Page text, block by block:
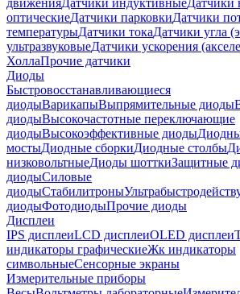
движенияДатчики индуктивныеДатчики
оптическиеДатчики парковкиДатчики
температурыДатчики токаДатчики угла
ультразвуковыеДатчики ускорения
ХоллаПрочие датчики
Диоды
Быстровосстанавливающиеся
диодыВарикапыВыпрямительные диоды
диодыВысокочастотные переключающие
диодыВысокоэффективные диоды
мостыДиодные сборкиДиодные столбы
низковольтныеДиоды шотткиЗащитные
диодыСиловые
диодыСтабилитроны
диодыФотодиодыПрочие диоды
Дисплеи
IPS дисплеиLCD дисплеиOLED дисплеи
индикаторы графическиеЖк индикаторы
символьныеСенсорные экраны
Измерительные приборы